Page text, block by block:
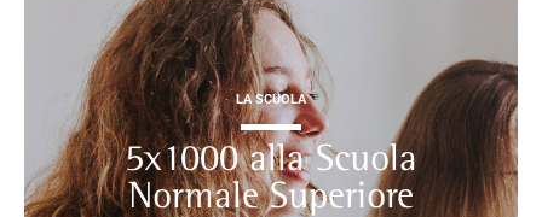
LA SCUOLA
5x1000 alla Scuola
Normale Superiore